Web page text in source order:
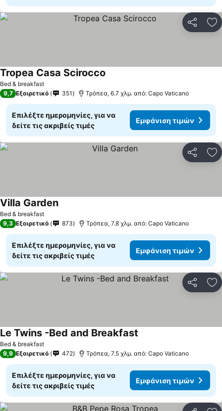
Bed & breakfast
Tropea Casa Scirocco
9,7 Εξαιρετικό 351 Τρόπεα, 6.7 χλμ. από: Capo Vaticano
Επιλέξτε ημερομηνίες, για να
δείτε τις ακριβείς τιμές
Εμφάνιση τιμών
Bed & breakfast
Villa Garden
9,3 Εξαιρετικό 873 Τρόπεα, 7.8 χλμ. από: Capo Vaticano
Επιλέξτε ημερομηνίες, για να
δείτε τις ακριβείς τιμές
Εμφάνιση τιμών
Bed & breakfast
Le Twins -Bed and Breakfast
9,9 Εξαιρετικό 472 Τρόπεα, 7.5 χλμ. από: Capo Vaticano
Επιλέξτε ημερομηνίες, για να
δείτε τις ακριβείς τιμές
Εμφάνιση τιμών